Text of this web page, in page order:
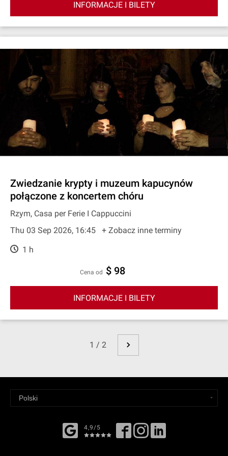
INFORMACJE I BILETY
Zwiedzanie krypty i muzeum kapucynów
połączone z koncertem chóru
Rzym, Casa per Ferie I Cappuccini
Thu 03 Sep 2026, 16:45
+ Zobacz inne terminy
1 h
cena od $ 98
INFORMACJE I BILETY
1 / 2
4,9/5